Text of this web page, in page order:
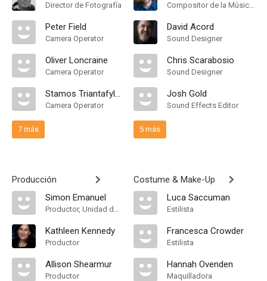
Director de Fotografía
Peter Field
Camera Operator
Oliver Loncraine
Camera Operator
Stamos Triantafyllos
Camera Operator
7 más
Producción
Simon Emanuel
Productor, Unidad de Producción
Kathleen Kennedy
Productor
Allison Shearmur
Productor
Compositor de la Música Original
David Acord
Sound Designer
Chris Scarabosio
Sound Designer
Josh Gold
Sound Effects Editor
5 más
Costume & Make-Up
Luca Saccuman
Estilista
Francesca Crowder
Estilista
Hannah Ovenden
Maquilladora